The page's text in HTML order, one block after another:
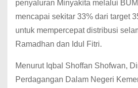
penyaluran Minyakita melalui
mencapai sekitar 33% dari target
untuk mempercepat distribusi
Ramadhan dan Idul Fitri.
Menurut Iqbal Shoffan Shofwan,
Perdagangan Dalam Negeri